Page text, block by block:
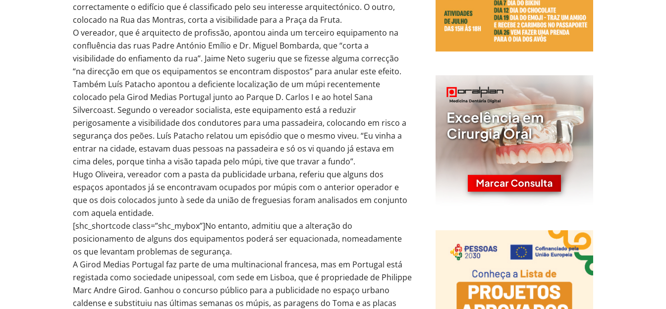
correctamente o edifício que é classificado pelo seu interesse arquitectónico. O outro,
colocado na Rua das Montras, corta a visibilidade para a Praça da Fruta.
O vereador, que é arquitecto de profissão, apontou ainda um terceiro equipamento na
confluência das ruas Padre António Emílio e Dr. Miguel Bombarda, que “corta a
visibilidade do enfiamento da rua”. Jaime Neto sugeriu que se fizesse alguma correcção
“na direcção em que os equipamentos se encontram dispostos” para anular este efeito.
Também Luís Patacho apontou a deficiente localização de um múpi recentemente
colocado pela Girod Medias Portugal junto ao Parque D. Carlos I e ao hotel Sana
Silvercoast. Segundo o vereador socialista, este equipamento está a reduzir
perigosamente a visibilidade dos condutores para uma passadeira, colocando em risco a
segurança dos peões. Luís Patacho relatou um episódio que o mesmo viveu. “Eu vinha a
entrar na cidade, estavam duas pessoas na passadeira e só os vi quando já estava em
cima deles, porque tinha a visão tapada pelo múpi, tive que travar a fundo”.
Hugo Oliveira, vereador com a pasta da publicidade urbana, referiu que alguns dos
espaços apontados já se encontravam ocupados por múpis com o anterior operador e
que os dois colocados junto à sede da união de freguesias foram analisados em conjunto
com aquela entidade.
[shc_shortcode class=”shc_mybox”]No entanto, admitiu que a alteração do
posicionamento de alguns dos equipamentos poderá ser equacionada, nomeadamente
os que levantam problemas de segurança.
A Girod Medias Portugal faz parte de uma multinacional francesa, mas em Portugal está
registada como sociedade unipessoal, com sede em Lisboa, que é propriedade de Philippe
Marc Andre Girod. Ganhou o concurso público para a publicidade no espaço urbano
caldense e substituiu nas últimas semanas os múpis, as paragens do Toma e as placas